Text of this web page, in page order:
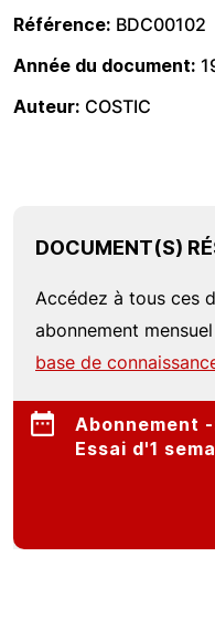
Référence BDC00102
Année du document
Auteur COSTIC
DOCUMENT(S)
Accédez à tous ces
abonnement
base de
Abonnement
Essai d'1